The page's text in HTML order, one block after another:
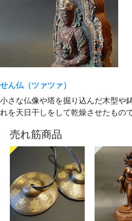
せん仏（ツァツァ）
小さな仏像や塔を掘り込んだ木型や
れを天日干しをして乾燥させたもので
売れ筋商品